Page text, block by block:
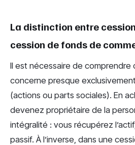
La distinction entre
cession de fonds de
Il est nécessaire de comprendre
concerne presque
(actions ou parts sociales). En
devenez propriétaire de la
intégralité : vous récupérez
passif. À l’inverse, dans une